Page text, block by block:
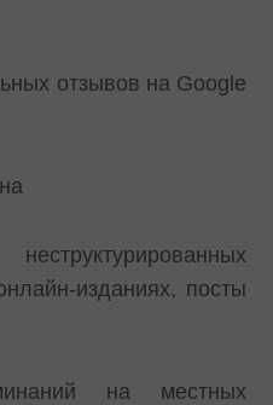
отзывов на Google
изданиях, посты
на местных